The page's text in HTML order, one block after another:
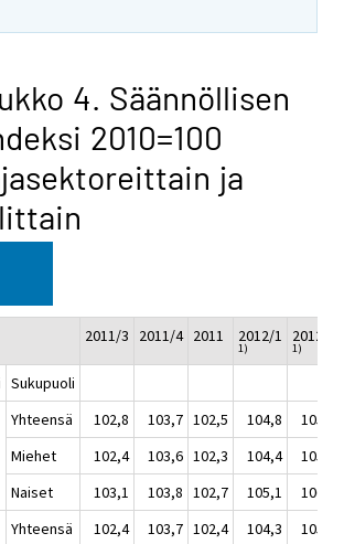
4. Säännöllisen
2010=100
ja
2011/3 2011/4 2011 2012/1
1)
2012/2
1)
Sukupuoli
Yhteensä 102,8 103,7 102,5 104,8
105,8
Miehet
102,4 103,6 102,3 104,4
105,4
Naiset
103,1 103,8 102,7 105,1
106,1
Yhteensä 102,4 103,7 102,4 104,3
105,5